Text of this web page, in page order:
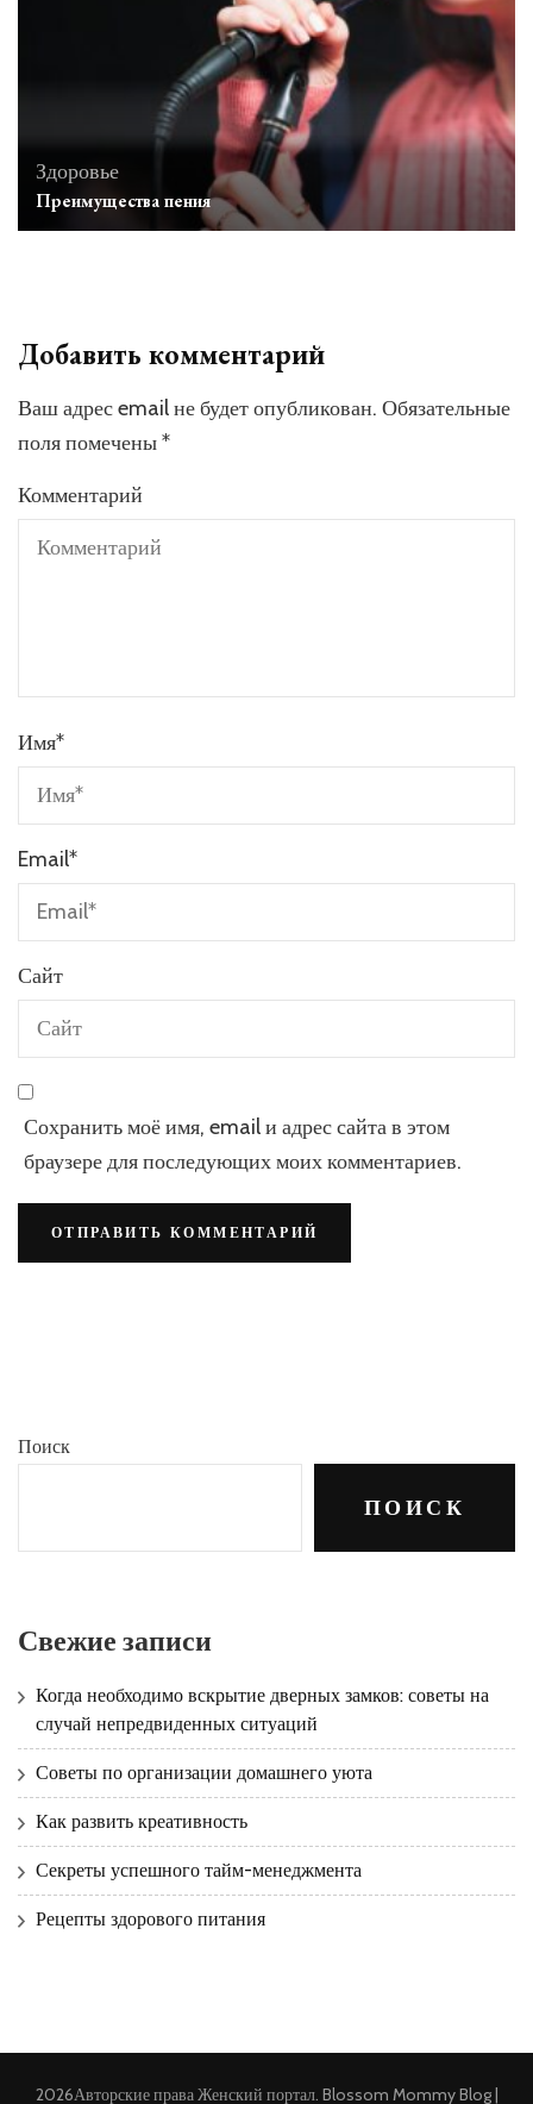
Здоровье
Преимущества пения
Добавить комментарий
Ваш адрес email не будет опубликован. Обязательные
поля помечены*
Комментарий
Имя*
Email*
Сайт
Сохранить моё имя, email и адрес сайта в этом
браузере для последующих моих комментариев.
Поиск
ПОИСК
Свежие записи
Когда необходимо вскрытие дверных замков: советы на
случай непредвиденных ситуаций
Советы по организации домашнего уюта
Как развить креативность
Секреты успешного тайм-менеджмента
Рецепты здорового питания
2026Авторские праваЖенский портал. Blossom Mommy Blog |